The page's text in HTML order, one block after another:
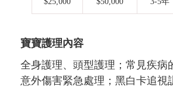
寶寶護理內容
全身護理、頭型護理；常見疾病
意外傷害緊急處理；黑白卡追視